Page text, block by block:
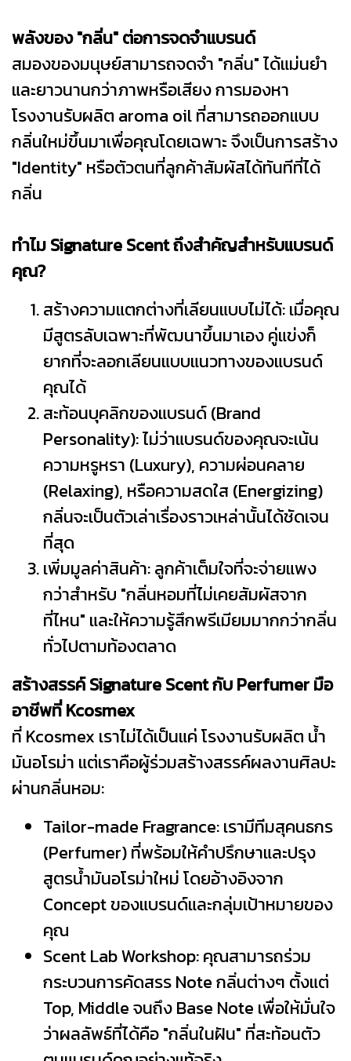
พลังของ "กลิ่น" ต่อการจดจำแบรนด์
สมองของมนุษย์สามารถจดจำ "กลิ่น" ได้แม่นยำ
และยาวนานกว่าภาพหรือเสียง การมองหา
โรงงานรับผลิต aroma oil ที่สามารถออกแบบ
กลิ่นใหม่ขึ้นมาเพื่อคุณโดยเฉพาะ จึงเป็นการสร้าง
"Identity" หรือตัวตนที่ลูกค้าสัมผัสได้ทันทีที่ได้
กลิ่น
ทำไม Signature Scent ถึงสำคัญสำหรับแบรนด์
คุณ?
สร้างความแตกต่างที่เลียนแบบไม่ได้: เมื่อคุณ
มีสูตรลับเฉพาะที่พัฒนาขึ้นมาเอง คู่แข่งก็
ยากที่จะลอกเลียนแบบแนวทางของแบรนด์
คุณได้
สะท้อนบุคลิกของแบรนด์ (Brand
Personality): ไม่ว่าแบรนด์ของคุณจะเน้น
ความหรูหรา (Luxury), ความผ่อนคลาย
(Relaxing), หรือความสดใส (Energizing)
กลิ่นจะเป็นตัวเล่าเรื่องราวเหล่านั้นได้ชัดเจน
ที่สุด
เพิ่มมูลค่าสินค้า: ลูกค้าเต็มใจที่จะจ่ายแพง
กว่าสำหรับ "กลิ่นหอมที่ไม่เคยสัมผัสจาก
ที่ไหน" และให้ความรู้สึกพรีเมียมมากกว่ากลิ่น
ทั่วไปตามท้องตลาด
สร้างสรรค์ Signature Scent กับ Perfumer มือ
อาชีพที่ Kcosmex
ที่ Kcosmex เราไม่ได้เป็นแค่ โรงงานรับผลิต น้ำ
มันอโรม่า แต่เราคือผู้ร่วมสร้างสรรค์ผลงานศิลปะ
ผ่านกลิ่นหอม:
Tailor-made Fragrance: เรามีทีมสุคนธกร
(Perfumer) ที่พร้อมให้คำปรึกษาและปรุง
สูตรน้ำมันอโรม่าใหม่ โดยอ้างอิงจาก
Concept ของแบรนด์และกลุ่มเป้าหมายของ
คุณ
Scent Lab Workshop: คุณสามารถร่วม
กระบวนการคัดสรร Note กลิ่นต่างๆ ตั้งแต่
Top, Middle จนถึง Base Note เพื่อให้มั่นใจ
ว่าผลลัพธ์ที่ได้คือ "กลิ่นในฝัน" ที่สะท้อนตัว